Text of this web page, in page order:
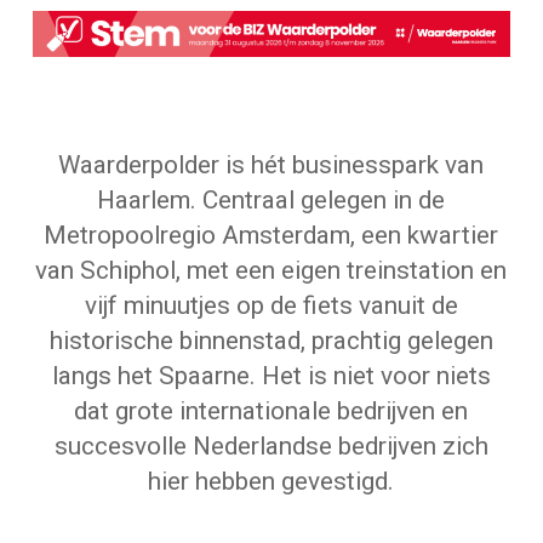
Waarderpolder is hét businesspark van
Haarlem. Centraal gelegen in de
Metropoolregio Amsterdam, een kwartier
van Schiphol, met een eigen treinstation en
vijf minuutjes op de fiets vanuit de
historische binnenstad, prachtig gelegen
langs het Spaarne. Het is niet voor niets
dat grote internationale bedrijven en
succesvolle Nederlandse bedrijven zich
hier hebben gevestigd.